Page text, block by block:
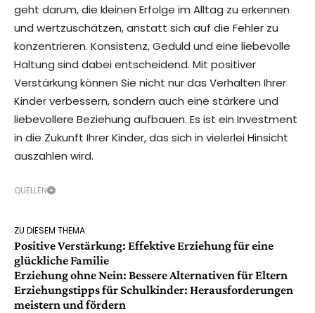
geht darum, die kleinen Erfolge im Alltag zu erkennen
und wertzuschätzen, anstatt sich auf die Fehler zu
konzentrieren. Konsistenz, Geduld und eine liebevolle
Haltung sind dabei entscheidend. Mit positiver
Verstärkung können Sie nicht nur das Verhalten Ihrer
Kinder verbessern, sondern auch eine stärkere und
liebevollere Beziehung aufbauen. Es ist ein Investment
in die Zukunft Ihrer Kinder, das sich in vielerlei Hinsicht
auszahlen wird.
QUELLEN
ZU DIESEM THEMA:
Positive Verstärkung: Effektive Erziehung für eine
glückliche Familie
Erziehung ohne Nein: Bessere Alternativen für Eltern
Erziehungstipps für Schulkinder: Herausforderungen
meistern und fördern